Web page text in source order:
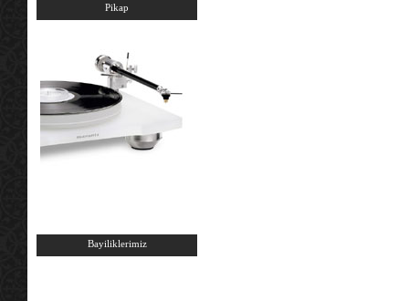
Pikap
Bayiliklerimiz